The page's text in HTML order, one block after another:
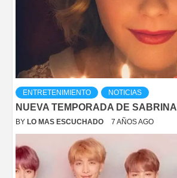
ENTRETENIMIENTO NOTICIAS
NUEVA TEMPORADA DE SABRINA
BY LO MAS ESCUCHADO 7 AÑOS AGO